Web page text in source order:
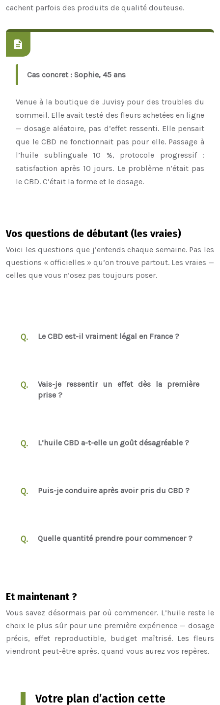
cachent parfois des produits de qualité douteuse.
Cas concret : Sophie, 45 ans
Venue à la boutique de Juvisy pour des troubles du
sommeil. Elle avait testé des fleurs achetées en ligne
— dosage aléatoire, pas d’effet ressenti. Elle pensait
que le CBD ne fonctionnait pas pour elle. Passage à
l’huile sublinguale 10 %, protocole progressif :
satisfaction après 10 jours. Le problème n’était pas
le CBD. C’était la forme et le dosage.
Vos questions de débutant (les vraies)
Voici les questions que j’entends chaque semaine. Pas les
questions « officielles » qu’on trouve partout. Les vraies —
celles que vous n’osez pas toujours poser.
Le CBD est-il vraiment légal en France ?
Vais-je ressentir un effet dès la première
prise ?
L’huile CBD a-t-elle un goût désagréable ?
Puis-je conduire après avoir pris du CBD ?
Quelle quantité prendre pour commencer ?
Et maintenant ?
Vous savez désormais par où commencer. L’huile reste le
choix le plus sûr pour une première expérience — dosage
précis, effet reproductible, budget maîtrisé. Les fleurs
viendront peut-être après, quand vous aurez vos repères.
Votre plan d’action cette